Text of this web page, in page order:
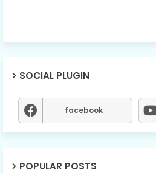
SOCIAL PLUGIN
facebook
POPULAR POSTS